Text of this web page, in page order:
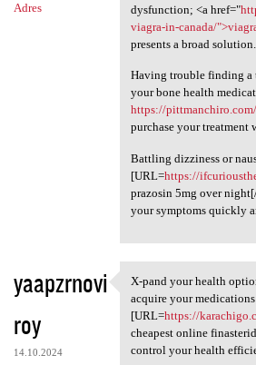
Adres
dysfunction; <a href="
viagra-in-canada/
presents a broad solution.
Having trouble finding a
your bone health
https://
purchase your treatment
Battling dizziness or
[URL=https://
prazosin 5mg over
your symptoms quickly
yaapzrnovi
roy
14.10.2024
X-pand your health
X-pand your health
acquire your
[URL=https://
cheapest online
control your health